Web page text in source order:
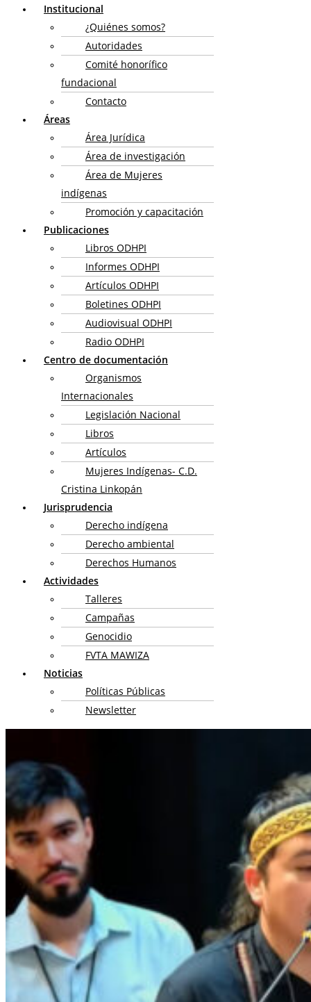
Institucional
¿Quiénes somos?
Autoridades
Comité honorífico
fundacional
Contacto
Áreas
Área Jurídica
Área de investigación
Área de Mujeres
indígenas
Promoción y capacitación
Publicaciones
Libros ODHPI
Informes ODHPI
Artículos ODHPI
Boletines ODHPI
Audiovisual ODHPI
Radio ODHPI
Centro de documentación
Organismos
Internacionales
Legislación Nacional
Libros
Artículos
Mujeres Indígenas- C.D.
Cristina Linkopán
Jurisprudencia
Derecho indígena
Derecho ambiental
Derechos Humanos
Actividades
Talleres
Campañas
Genocidio
FVTA MAWIZA
Noticias
Políticas Públicas
Newsletter